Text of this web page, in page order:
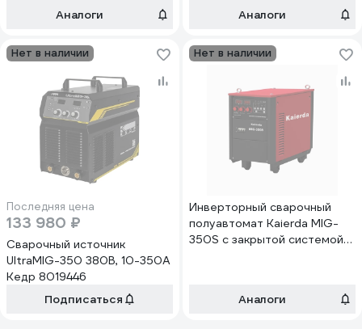
H32 00000042964
Аналоги
накс 8022616Аналоги
Нет в наличии
Последняя цена
133 980 ₽
Сварочный источник
UltraMIG-350 380В, 10-350А
Кедр 8019446
Подписаться
Нет в наличии
Инверторный сварочный
полуавтомат Kaierda MIG-
350S c закрытой системой
Аналоги